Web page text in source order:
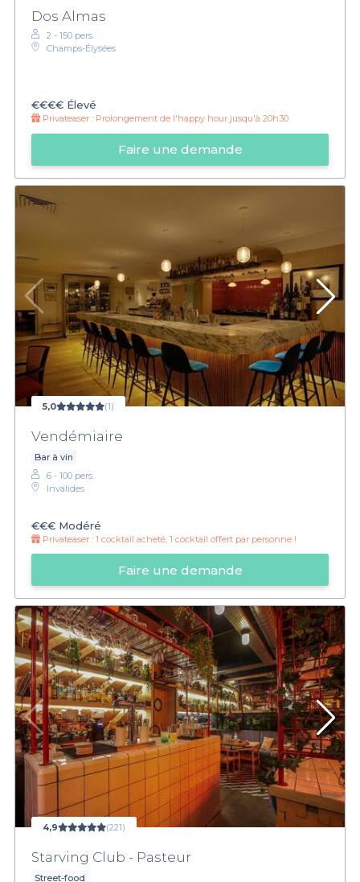
Dos Almas
2 - 150 pers.
Champs-Élysées
€€€€ Élevé
Privateaser : Prolongement de l'happy hour jusqu'à 20h30
Faire une demande
5,0 (1)
Vendémiaire
Bar à vin
6 - 100 pers.
Invalides
€€€ Modéré
Privateaser : 1 cocktail acheté, 1 cocktail offert par personne !
Faire une demande
4,9 (221)
Starving Club - Pasteur
Street-food